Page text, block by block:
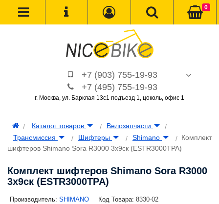
+7 (903) 755-19-93
+7 (495) 755-19-93
г. Москва, ул. Барклая 13с1 подъезд 1, цоколь, офис 1
0
Каталог товаров
Велозапчасти
Трансмиcсия
Шифтеры Shimano
Комплект
шифтеров Shimano Sora R3000 3x9ск (ESTR3000TPA)
Комплект шифтеров Shimano Sora R3000
3x9ск (ESTR3000TPA)
Производитель: SHIMANO Код Товара: 8330-02